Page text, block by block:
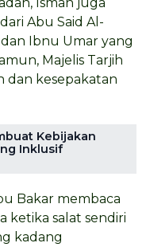
Abu Said Al-
Ibnu Umar yang
Majelis Tarjih
dan kesepakatan
Kebijakan
Inklusif
Bakar membaca
ketika salat sendiri
kadang